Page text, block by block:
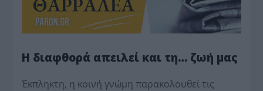
Η διαφθορά απειλεί και τη… ζωή μας
Έκπληκτη, η κοινή γνώμη παρακολουθεί τις